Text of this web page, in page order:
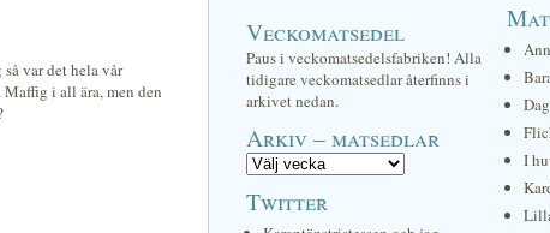
var det hela vår
i all ära, men den
Veckomatsedel
Paus i veckomatsedelsfabriken! Alla
tidigare veckomatsedlar återfinns i
arkivet nedan.
Arkiv – matsedlar
Twitter
I